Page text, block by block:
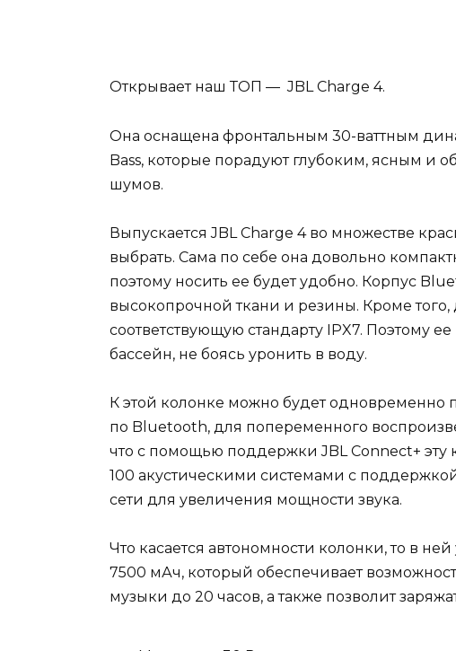
Открывает наш ТОП — JBL Charge 4.
Она оснащена фронтальным 30-ваттным
Bass, которые порадуют глубоким, ясным и
шумов.
Выпускается JBL Charge 4 во множестве
выбрать. Сама по себе она довольно
поэтому носить ее будет удобно. Корпус
высокопрочной ткани и резины. Кроме
соответствующую стандарту IPX7. Поэтому
бассейн, не боясь уронить в воду.
К этой колонке можно будет одновременно
по Bluetooth, для попеременного
что с помощью поддержки JBL Connect+
100 акустическими системами с
сети для увеличения мощности звука.
Что касается автономности колонки, то в
7500 мАч, который обеспечивает
музыки до 20 часов, а также позволит